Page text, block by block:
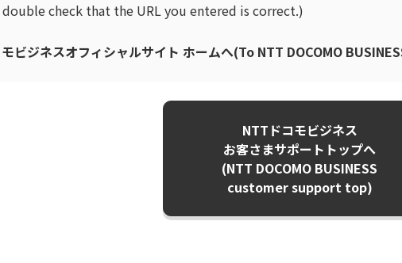
double check that the URL you entered is correct.)
モビジネスオフィシャルサイト ホームへ(To NTT DOCOMO
NTTドコモビジネス
お客さまサポートトップへ
(NTT DOCOMO BUSINESS
customer support top)